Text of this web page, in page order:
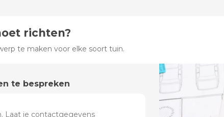
richten?
te maken voor elke soort tuin.
te bespreken